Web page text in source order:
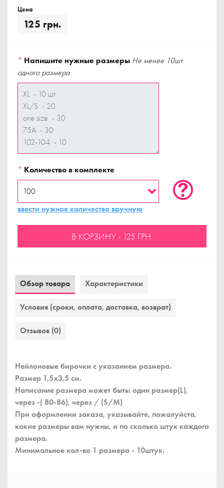
Цена
125 грн.
* Напишите нужные размеры Не менее 10шт
одного размера
* Количество в комплекте
ввести нужное количество вручную
В КОРЗИНУ - 125 ГРН.
Обзор товара Характеристики
Условия (сроки, оплата, доставка, возврат)
Отзывов (0)
Нейлоновые бирочки с указанием размера.
Размер 1,5x3,5 см.
Написание размера может быть: один размер(L),
через -( 80-86), через / (S/M)
При оформлении заказа, указывайте, пожалуйста,
какие размеры вам нужны, и по сколько штук каждого
размера.
Минимальное кол-во 1 размера - 10штук.